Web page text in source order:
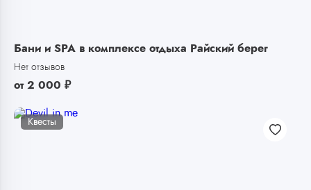
Бани и SPA в комплексе отдыха Райский берег
Нет отзывов
от 2 000 ₽
Квесты